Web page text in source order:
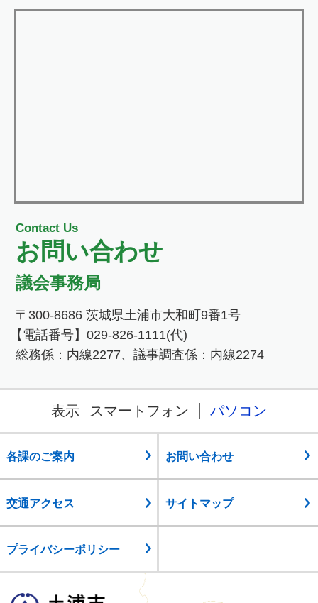
Contact Us
お問い合わせ
議会事務局
〒300-8686 茨城県土浦市大和町9番1号
【電話番号】029-826-1111(代)
総務係：内線2277、議事調査係：内線2274
表示 スマートフォン パソコン
各課のご案内 お問い合わせ
交通アクセス サイトマップ
プライバシーポリシー